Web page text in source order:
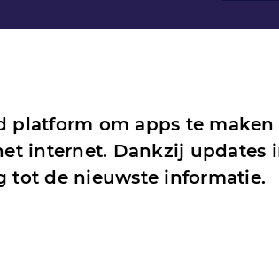
platform om apps te
internet. Dankzij
tot de nieuwste informatie.